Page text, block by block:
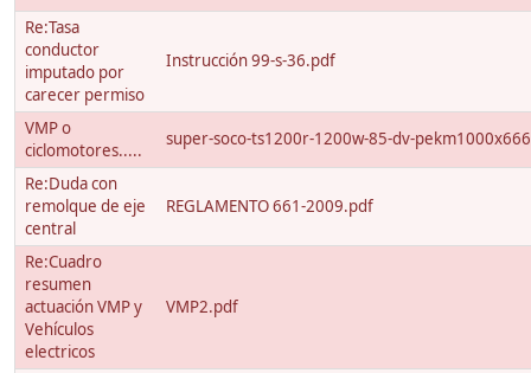
Re:Tasa
conductor
imputado por
carecer permiso
Instrucción 99-s-36.pdf
VMP o
ciclomotores.....
super-soco-ts1200r-1200w-85-dv-
Re:Duda con
remolque de eje
central
REGLAMENTO 661-2009.pdf
Re:Cuadro
resumen
actuación VMP y
Vehículos
electricos
VMP2.pdf